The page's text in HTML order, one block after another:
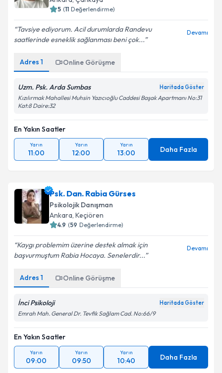
5 (11 Değerlendirme)
Tavsiye ediyorum. Acil durumlarda Randevu
saatlerinde esneklik sağlanması beni çok...
Devamı
Adres 1 Online Görüşme
Uzm. Psk. Arda Sumbas Haritada Göster
Kızılırmak Mahallesi Muhsin Yazıcıoğlu Caddesi Başak Apartmanı No:31
Kat:8 Daire:32
En Yakın Saatler
Yarın
11:00
Yarın
12:00
Yarın
13:00 Daha Fazla
Psk. Dan. Rabia Gürses
Psikolojik Danışman
Ankara, Keçiören
4.9 (59 Değerlendirme)
Kaygı problemim üzerine destek almak için
başvurmuştum Rabia Hocaya. Senelerdir...
Devamı
Adres 1 Online Görüşme
İnci Psikoloji Haritada Göster
Emrah Mah. General Dr. Tevfik Sağlam Cad. No:66/9
En Yakın Saatler
Yarın
09:00
Yarın
09:50
Yarın
10:40 Daha Fazla